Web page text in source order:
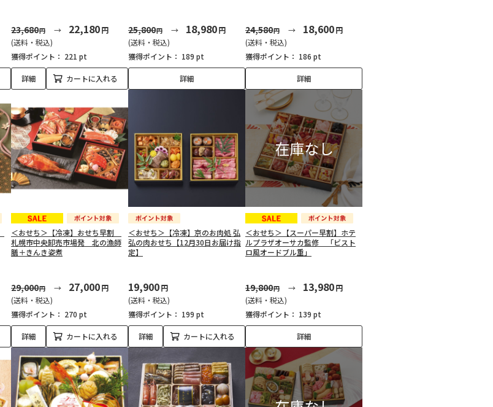
23,680円 22,180円
(送料・税込)
獲得ポイント： 221 pt
詳細 カートに入れる
25,800円 18,980円
(送料・税込)
獲得ポイント： 189 pt
詳細
24,580円 18,600円
(送料・税込)
獲得ポイント： 186 pt
詳細
＜おせち＞【冷凍】おせち早割
札幌市中央卸売市場発 北の漁師
膳＋きんき姿煮
29,000円 27,000円
(送料・税込)
獲得ポイント： 270 pt
詳細 カートに入れる
＜おせち＞【冷凍】京のお肉処 弘
弘の肉おせち【12月30日お届け指
定】
19,900円
(送料・税込)
獲得ポイント： 199 pt
詳細 カートに入れる
＜おせち＞【スーパー早割】ホテ
ルプラザオーサカ監修 「ビスト
ロ風オードブル重」
19,800円 13,980円
(送料・税込)
獲得ポイント： 139 pt
詳細